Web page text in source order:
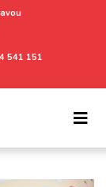
541 151